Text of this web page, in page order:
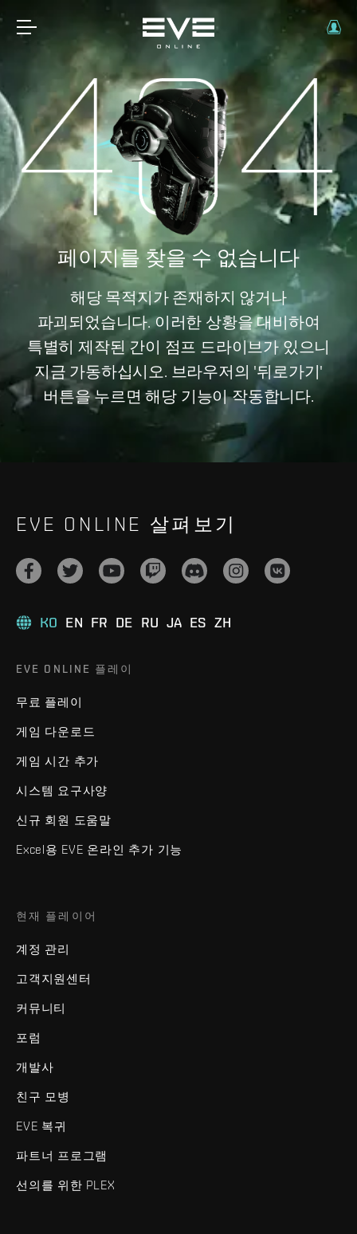
페이지를 찾을 수 없습니다
해당 목적지가 존재하지 않거나
파괴되었습니다. 이러한 상황을 대비하여
특별히 제작된 간이 점프 드라이브가 있으니
지금 가동하십시오. 브라우저의 '뒤로가기'
버튼을 누르면 해당 기능이 작동합니다.
EVE ONLINE 살펴보기
KO EN FR DE RU JA ES ZH
EVE ONLINE 플레이
무료 플레이
게임 다운로드
게임 시간 추가
시스템 요구사양
신규 회원 도움말
Excel용 EVE 온라인 추가 기능
현재 플레이어
계정 관리
고객지원센터
커뮤니티
포럼
개발사
친구 모병
EVE 복귀
파트너 프로그램
선의를 위한 PLEX